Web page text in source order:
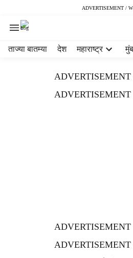
ADVERTISEMENT /
ताज्या बातम्या देश महाराष्ट्र